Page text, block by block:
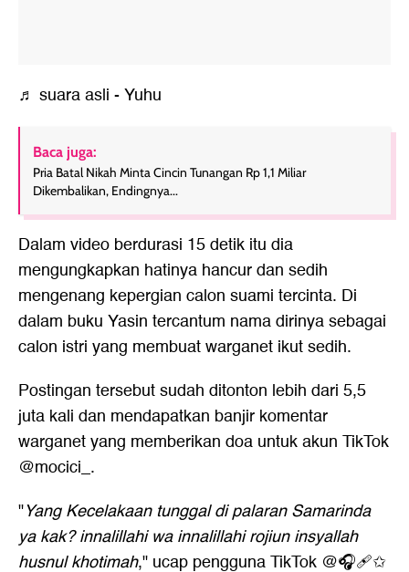
♬ suara asli - Yuhu
Baca juga:
Pria Batal Nikah Minta Cincin Tunangan Rp 1,1 Miliar
Dikembalikan, Endingnya...
Dalam video berdurasi 15 detik itu dia
mengungkapkan hatinya hancur dan sedih
mengenang kepergian calon suami tercinta. Di
dalam buku Yasin tercantum nama dirinya sebagai
calon istri yang membuat warganet ikut sedih.
Postingan tersebut sudah ditonton lebih dari 5,5
juta kali dan mendapatkan banjir komentar
warganet yang memberikan doa untuk akun TikTok
@mocici_.
"Yang Kecelakaan tunggal di palaran Samarinda
ya kak? innalillahi wa innalillahi rojiun insyallah
husnul khotimah," ucap pengguna TikTok @🎧🩹✩